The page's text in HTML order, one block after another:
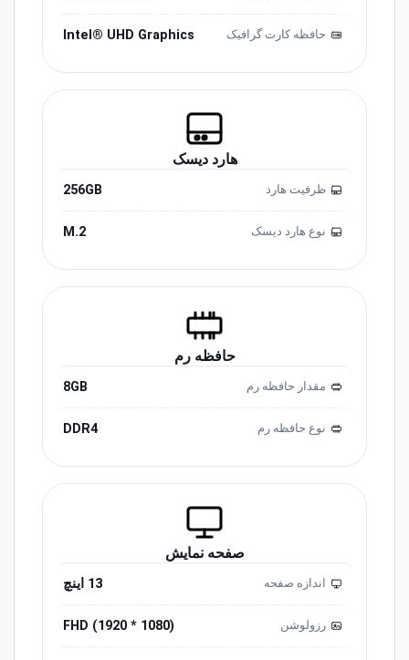
حافظه کارت گرافیک Intel® UHD Graphics
هارد دیسک
ظرفیت هارد 256GB
نوع هارد دیسک M.2
حافظه رم
مقدار حافظه رم 8GB
نوع حافظه رم DDR4
صفحه نمایش
اندازه صفحه 13 اینچ
رزولوشن (1080 * 1920) FHD